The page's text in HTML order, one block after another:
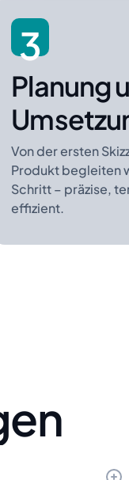
3
Planung
Von der ersten
Produkt begleiten
Schritt – präzise,
effizient.